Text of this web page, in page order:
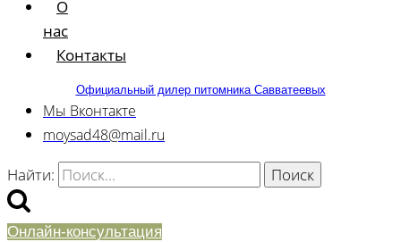
О
нас
Контакты
Официальный дилер питомника Савватеевых
Мы Вконтакте
moysad48@mail.ru
Найти:
Онлайн-консультация